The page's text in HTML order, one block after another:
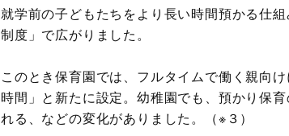
就学前の子どもたちをより長い時間預かる仕
制度」で広がりました。
このとき保育園では、フルタイムで働く親向
時間」と新たに設定。幼稚園でも、預かり保
れる、などの変化がありました。（※３）